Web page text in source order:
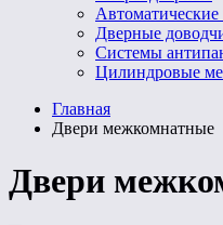
Автоматические
Дверные
Системы
Цилиндровые
Главная
Двери межкомнатные
Двери